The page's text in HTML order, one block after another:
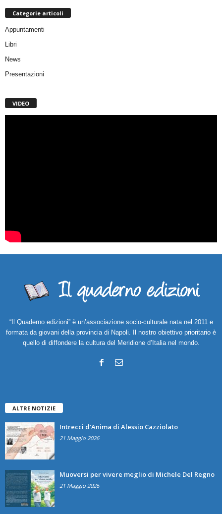
Categorie articoli
Appuntamenti
Libri
News
Presentazioni
VIDEO
“Il Quaderno edizioni” è un’associazione socio-culturale nata nel 2011 e
formata da giovani della provincia di Napoli. Il nostro obiettivo prioritario è
quello di diffondere la cultura del Meridione d’Italia nel mondo.
ALTRE NOTIZIE
Intrecci d’Anima di Alessio Cazziolato
21 Maggio 2026
Muoversi per vivere meglio di Michele Del Regno
21 Maggio 2026